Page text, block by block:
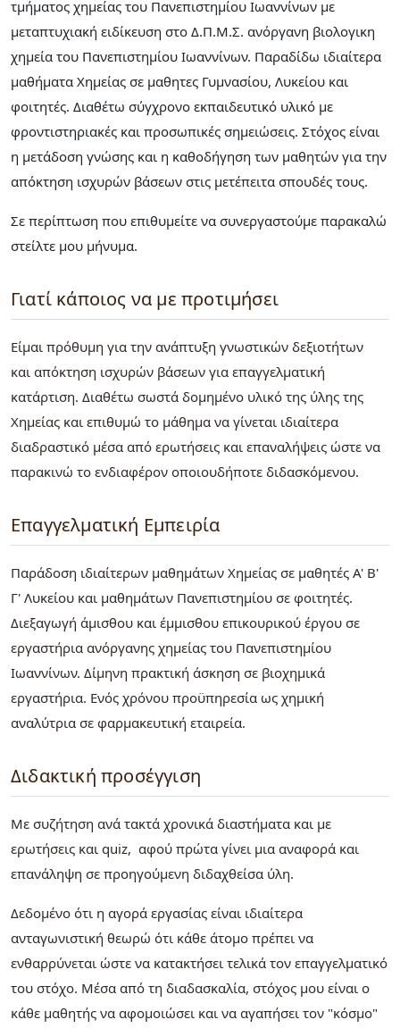
τμήματος χημείας του Πανεπιστημίου Ιωαννίνων με
μεταπτυχιακή ειδίκευση στο Δ.Π.Μ.Σ. ανόργανη βιολογικη
χημεία του Πανεπιστημίου Ιωαννίνων. Παραδίδω ιδιαίτερα
μαθήματα Χημείας σε μαθητες Γυμνασίου, Λυκείου και
φοιτητές. Διαθέτω σύγχρονο εκπαιδευτικό υλικό με
φροντιστηριακές και προσωπικές σημειώσεις. Στόχος είναι
η μετάδοση γνώσης και η καθοδήγηση των μαθητών για την
απόκτηση ισχυρών βάσεων στις μετέπειτα σπουδές τους.
Σε περίπτωση που επιθυμείτε να συνεργαστούμε παρακαλώ
στείλτε μου μήνυμα.
Γιατί κάποιος να με προτιμήσει
Είμαι πρόθυμη για την ανάπτυξη γνωστικών δεξιοτήτων
και απόκτηση ισχυρών βάσεων για επαγγελματική
κατάρτιση. Διαθέτω σωστά δομημένο υλικό της ύλης της
Χημείας και επιθυμώ το μάθημα να γίνεται ιδιαίτερα
διαδραστικό μέσα από ερωτήσεις και επαναλήψεις ώστε να
παρακινώ το ενδιαφέρον οποιουδήποτε διδασκόμενου.
Επαγγελματική Εμπειρία
Παράδοση ιδιαίτερων μαθημάτων Χημείας σε μαθητές Α' Β'
Γ' Λυκείου και μαθημάτων Πανεπιστημίου σε φοιτητές.
Διεξαγωγή άμισθου και έμμισθου επικουρικού έργου σε
εργαστήρια ανόργανης χημείας του Πανεπιστημίου
Ιωαννίνων. Δίμηνη πρακτική άσκηση σε βιοχημικά
εργαστήρια. Ενός χρόνου προϋπηρεσία ως χημική
αναλύτρια σε φαρμακευτική εταιρεία.
Διδακτική προσέγγιση
Με συζήτηση ανά τακτά χρονικά διαστήματα και με
ερωτήσεις και quiz, αφού πρώτα γίνει μια αναφορά και
επανάληψη σε προηγούμενη διδαχθείσα ύλη.
Δεδομένο ότι η αγορά εργασίας είναι ιδιαίτερα
ανταγωνιστική θεωρώ ότι κάθε άτομο πρέπει να
ενθαρρύνεται ώστε να κατακτήσει τελικά τον επαγγελματικό
του στόχο. Μέσα από τη διαδασκαλία, στόχος μου είναι ο
κάθε μαθητής να αφομοιώσει και να αγαπήσει τον "κόσμο"